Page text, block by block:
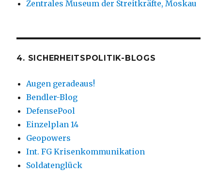
Zentrales Museum der Streitkräfte, Moskau
4. SICHERHEITSPOLITIK-BLOGS
Augen geradeaus!
Bendler-Blog
DefensePool
Einzelplan 14
Geopowers
Int. FG Krisenkommunikation
Soldatenglück